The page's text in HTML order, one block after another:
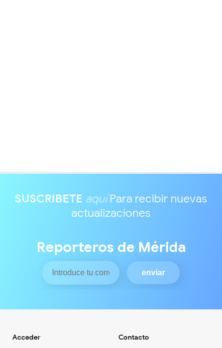
SUSCRIBETE aquíPara recibir nuevas
actualizaciones
Reporteros de Mérida
Acceder Contacto